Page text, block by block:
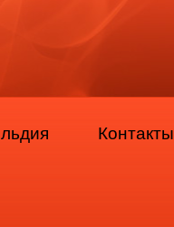
Контакты